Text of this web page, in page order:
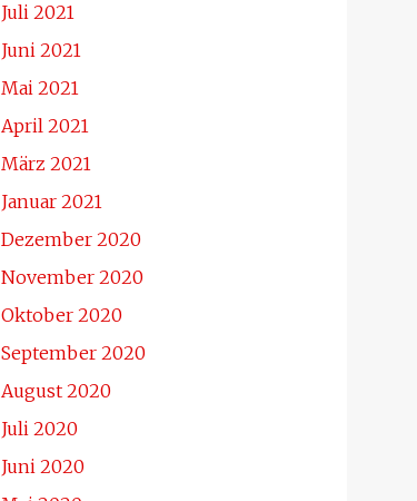
Juli 2021
Juni 2021
Mai 2021
April 2021
März 2021
Januar 2021
Dezember 2020
November 2020
Oktober 2020
September 2020
August 2020
Juli 2020
Juni 2020